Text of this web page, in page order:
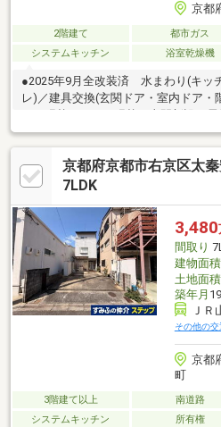
京都
2階建て 都市ガス
システムキッチン
浴室乾燥機
●2025年9月全改装済 水まわり(キッ
レ)／建具交換(玄関ドア・室内ドア・
ロア張替／クロス張替／土間新設／
ンライト・コンセント等)／外壁塗
前面建物無し，眺望通風良好●陽当良
側は現状大きな駐車場ですので陽当
の駐車場側の土間は洗濯物を干す場所
ー・コンビニ・ドラッグストア・100
徒歩6分圏内に揃っている便利な立地
京都府京都市右京区太
7LDK
3,480
間取り
建物面積
土地面積
築年月
ＪＲ
その他の交
京都
町
3階建て以上 南道路
システムキッチン
所有権